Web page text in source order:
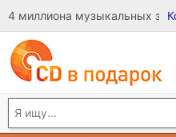
4 миллиона музыкальных